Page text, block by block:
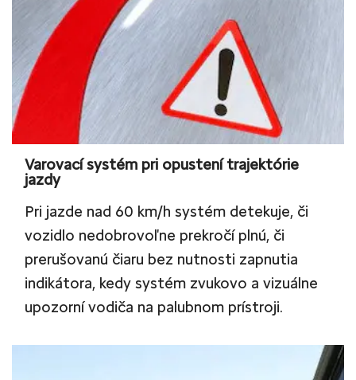
Varovací systém pri opustení trajektórie
jazdy
Pri jazde nad 60 km/h systém detekuje, či
vozidlo nedobrovoľne prekročí plnú, či
prerušovanú čiaru bez nutnosti zapnutia
indikátora, kedy systém zvukovo a vizuálne
upozorní vodiča na palubnom prístroji.